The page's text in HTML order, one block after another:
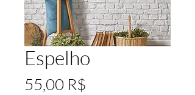
Espelho
55,00 R$